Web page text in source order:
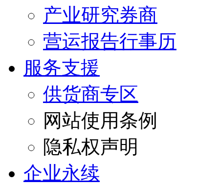
产业研究券商
营运报告行事历
服务支援
供货商专区
网站使用条例
隐私权声明
企业永续